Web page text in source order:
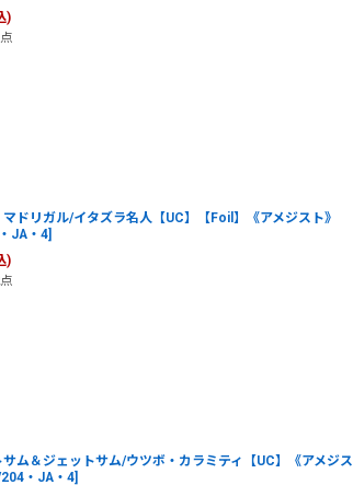
)
マドリガル/イタズラ名人【UC】【Foil】《アメジスト》
JA・4]
)
サム＆ジェットサム/ウツボ・カラミティ【UC】《アメジス
・JA・4]